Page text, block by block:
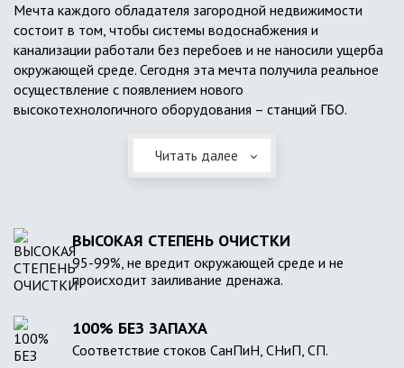
Мечта каждого обладателя загородной недвижимости
состоит в том, чтобы системы водоснабжения и
канализации работали без перебоев и не наносили ущерба
окружающей среде. Сегодня эта мечта получила реальное
осуществление с появлением нового
высокотехнологичного оборудования – станций ГБО.
Читать далее
ВЫСОКАЯ СТЕПЕНЬ ОЧИСТКИ
95-99%, не вредит окружающей среде и не
происходит заиливание дренажа.
100% БЕЗ ЗАПАХА
Соответствие стоков СанПиН, СНиП, СП.